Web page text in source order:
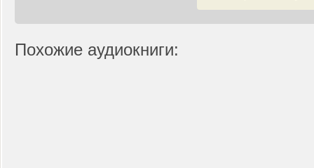
Похожие аудиокниги: